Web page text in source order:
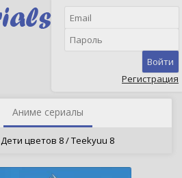
Войти
Регистрация
Аниме сериалы
Дети цветов 8 / Teekyuu 8